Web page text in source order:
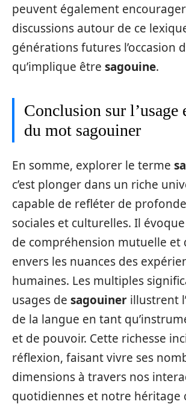
peuvent également
discussions autour de ce
générations futures l’occasion
qu’implique être sagouine.
Conclusion sur l’usage
du mot sagouiner
En somme, explorer le terme
c’est plonger dans un riche
capable de refléter de
sociales et culturelles. Il
de compréhension mutuelle et
envers les nuances des
humaines. Les multiples
usages de sagouiner illustrent
de la langue en tant
et de pouvoir. Cette richesse
réflexion, faisant vivre ses
dimensions à travers nos
quotidiennes et notre héritage